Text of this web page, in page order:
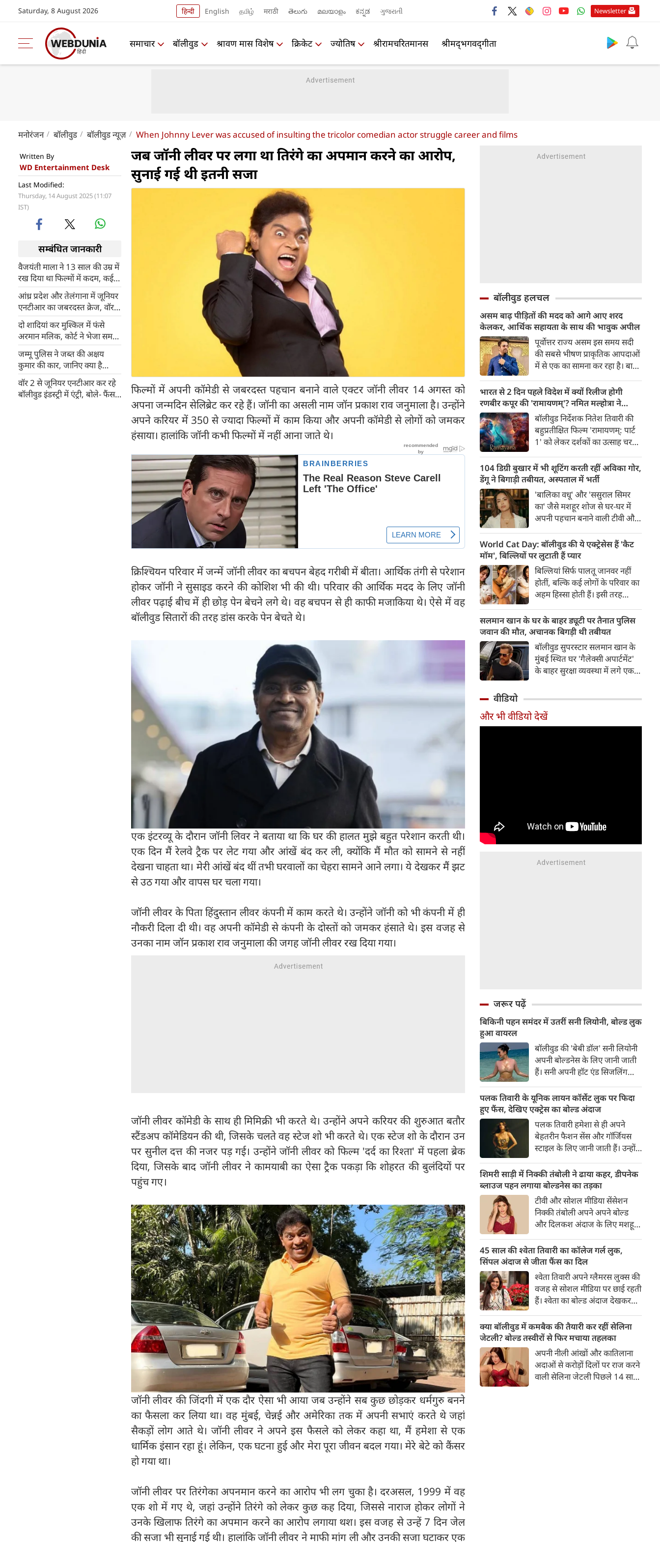
Saturday, 8 August 2026 हिन्दी English தமிழ் मराठी తెలుగు മലയാളം ಕನ್ನಡ ગુજરાતી Newsletter
समाचार बॉलीवुड श्रावण मास विशेष क्रिकेट ज्योतिष श्रीरामचरितमानस श्रीमद्‍भगवद्‍गीता
मनोरंजन बॉलीवुड बॉलीवुड न्यूज़ When Johnny Lever was accused of insulting the tricolor comedian actor struggle career and films
Written By
WD Entertainment Desk
Last Modified:
Thursday, 14 August 2025 (11:07
IST)
सम्बंधित जानकारी
वैजयंती माला ने 13 साल की उम्र में
रख दिया था फिल्मों में कदम, कई
सुपरस्टार संग किया काम
आंध्र प्रदेश और तेलंगाना में जूनियर
एनटीआर का जबरदस्त क्रेज, वॉर 2
के टिकटों की जोरदार बिक्री
दो शादियां कर मुश्किल में फंसे
अरमान मलिक, कोर्ट ने भेजा समन,
पायल और कृतिका भी होंगी पेश
जम्मू पुलिस ने जब्त की अक्षय
कुमार की कार, जानिए क्या है
मामला
वॉर 2 से जूनियर एनटीआर कर रहे
बॉलीवुड इंडस्ट्री में एंट्री, बोले- फैंस
जब जॉनी लीवर पर लगा था तिरंगे का अपमान करने का आरोप,
सुनाई गई थी इतनी सजा
फिल्मों में अपनी कॉमेडी से जबरदस्त पहचान बनाने वाले एक्टर जॉनी लीवर 14 अगस्त को
अपना जन्मदिन सेलिब्रेट कर रहे हैं। जॉनी का असली नाम जॉन प्रकाश राव जनुमाला है। उन्होंने
अपने करियर में 350 से ज्यादा फिल्मों में काम किया और अपनी कॉमेडी से लोगों को जमकर
हंसाया। हालांकि जॉनी कभी‍ फिल्मों में नहीं आना जाते थे।
क्रिश्चियन परिवार में जन्में जॉनी लीवर का बचपन बेहद गरीबी में बीता। आर्थिक तंगी से परेशान
होकर जॉनी ने सुसाइड करने की कोशिश भी की थी। परिवार की आर्थिक मदद के लिए जॉनी
लीवर पढ़ाई बीच में ही छोड़ पेन बेचने लगे थे। वह बचपन से ही काफी मजाकिया थे। ऐसे में वह
बॉलीवुड सितारों की तरह डांस करके पेन बेचते थे।
एक इंटरव्यू के दौरान जॉनी लिवर ने बताया था कि घर की हालत मुझे बहुत परेशान करती थी।
एक दिन मैं रेलवे ट्रैक पर लेट गया और आंखें बंद कर ली, क्योंकि मैं मौत को सामने से नहीं
देखना चाहता था। मेरी आंखें बंद थीं तभी घरवालों का चेहरा सामने आने लगा। ये देखकर मैं झट
से उठ गया और वापस घर चला गया।
जॉनी लीवर के पिता हिंदुस्तान लीवर कंपनी में काम करते थे। उन्होंने जॉनी को भी कंपनी में ही
नौकरी दिला दी थी। वह अपनी कॉमेडी से कंपनी के दोस्तों को जमकर हंसाते थे। इस वजह से
उनका नाम जॉन प्रकाश राव जनुमाला की जगह जॉनी लीवर रख दिया गया।
जॉनी लीवर कॉमेडी के साथ ही मिमिक्री भी करते थे। उन्होंने अपने करियर की शुरुआत बतौर
स्टैंडअप कॉमेडियन की थी, जिसके चलते वह स्टेज शो भी करते थे। एक स्टेज शो के दौरान उन
पर सुनील दत्त की नजर पड़ गई। उन्होंने जॉनी लीवर को फिल्म 'दर्द का रिश्ता' में पहला ब्रेक
दिया, जिसके बाद जॉनी लीवर ने कामयाबी का ऐसा ट्रैक पकड़ा कि शोहरत की बुलंदियों पर
पहुंच गए।
जॉनी लीवर की जिंदगी में एक दौर ऐसा भी आया जब उन्होंने सब कुछ छोड़कर धर्मगुरु बनने
का फैसला कर लिया था। वह मुंबई, चेन्नई और अमेरिका तक में अपनी सभाएं करते थे जहां
सैकड़ों लोग आते थे। जॉनी लीवर ने अपने इस फैसले को लेकर कहा था, मैं हमेशा से एक
धार्मिक इंसान रहा हूं। लेकिन, एक घटना हुई और मेरा पूरा जीवन बदल गया। मेरे बेटे को कैंसर
हो गया था।
जॉनी लीवर पर तिरंगेका अपनमान करने का आरोप भी लग चुका है। दरअसल, 1999 में वह
एक शो में गए थे, जहां उन्होंने तिरंगे को लेकर कुछ कह दिया, जिससे नाराज होकर लोगों ने
उनके खिलाफ तिरंगे का अपमान करने का आरोप लगाया थश। इस वजह से उन्हें 7 दिन जेल
की सजा भी सुनाई गई थी। हालांकि जॉनी लीवर ने माफी मांग ली और उनकी सजा घटाकर एक
बॉलीवुड हलचल
असम बाढ़ पीड़ितों की मदद को आगे आए शरद
केलकर, आर्थिक सहायता के साथ की भावुक अपील
पूर्वोत्तर राज्य असम इस समय सदी
की सबसे भीषण प्राकृतिक आपदाओं
में से एक का सामना कर रहा है। बाढ़
को अस्त-व्यस्त कर दिया है। जहां
एक तरफ राज्य के कई जिले पानी में
डूब चुके हैं और लोग बुनियादी चीज़ों
के लिए तरस रहे हैं, वहीं दूसरी तरफ
इस मुश्किल समय में मनोरंजन जगत
से मदद के हाथ भी आगे बढ़ने लगे हैं।
भारत से 2 दिन पहले विदेश में क्यों रिलीज होगी
रणबीर कपूर की 'रामायणम्'? नमित मल्होत्रा ने
बताया रिलीज प्लानबॉलीवुड निर्देशक नितेश तिवारी की
बहुप्रतीक्षित फिल्म 'रामायणम्: पार्ट
1' को लेकर दर्शकों का उत्साह चरम
ट्रेलर के बाद हाल ही में जारी किए गए
अंग्रेजी ट्रेलर ने बॉक्स ऑफिस और
सोशल मीडिया पर तहलका मचा दिया
है।
104 डिग्री बुखार में भी शूटिंग करती रहीं अविका गोर,
डेंगू ने बिगाड़ी तबीयत, अस्पताल में भर्ती
'बालिका वधू' और 'ससुराल सिमर
का' जैसे मशहूर शोज से घर-घर में
अपनी पहचान बनाने वाली टीवी और
शॉकिंग खबर सामने आई है। पिछले
पांच दिनों से 103-104 डिग्री के
खतरनाक बुखार से जूझ रहीं अविका
को डेंगू की पुष्टि होने के बाद मुंबई के
एक अस्पताल में भर्ती कराया गया है।
World Cat Day: बॉलीवुड की ये एक्ट्रेसेस हैं 'कैट
मॉम', बिल्लियों पर लुटाती हैं प्यार
बिल्लियां सिर्फ पालतू जानवर नहीं
होतीं, बल्कि कई लोगों के परिवार का
अहम हिस्सा होती हैं। इसी तरह
अपनी प्यारी बिल्लियों के साथ खास
रिश्ता साझा करती हैं और अक्सर
सोशल मीडिया पर उनके साथ बिताए
खूबसूरत पल फैंस के साथ शेयर
करती हैं। फिलहाल 'वर्ल्ड कैट डे' के
मौके पर आइए जानते हैं उन पांच
को 'कैट मॉम' कहती हैं।
सलमान खान के घर के बाहर ड्यूटी पर तैनात पुलिस
जवान की मौत, अचानक बिगड़ी थी तबीयत
बॉलीवुड सुपरस्टार सलमान खान के
मुंबई स्थित घर 'गैलेक्सी अपार्टमेंट'
के बाहर सुरक्षा व्यवस्था में लगे एक
कांस्टेबल गणेश रायते के रूप में हुई
है। वह मुंबई पुलिस की लोकल आर्म्स
वीडियो
और भी वीडियो देखें
जरूर पढ़ें
बिकिनी पहन समंदर में उतरीं सनी लियोनी, बोल्ड लुक
हुआ वायरल
बॉलीवुड की 'बेबी डॉल' सनी लियोनी
अपनी बोल्डनेस के लिए जानी जाती
हैं। सनी अपनी हॉट एंड सिजलिंग
रहती हैं। फैंस सनी लियोनी की तस्वीरों
का बेसब्री से इंतजार करते हैं। इस बार
सनी लियोनी ने मालदीव वेकेशन से
अपनी कुछ बोल्ड तस्वीरें शेयर की है।
पलक तिवारी के यूनिक लायन कॉर्सेट लुक पर फिदा
हुए फैंस, देखिए एक्ट्रेस का बोल्ड अंदाज
पलक तिवारी हमेशा से ही अपने
बेहतरीन फैशन सेंस और गॉर्जियस
स्टाइल के लिए जानी जाती हैं। उन्होंने
फिर फैंस का दिल जीत लिया है।
पलक ने एक बेहद यूनीक और
स्टाइलिश गोल्डन कॉर्सेट टॉप में
अपनी कुछ तस्वीरें शेयर की है।
शिमरी साड़ी में निक्की तंबोली ने ढाया कहर, डीपनेक
ब्लाउज पहन लगाया बोल्डनेस का तड़का
टीवी और सोशल मीडिया सेंसेशन
निक्की तंबोली अपने अपने बोल्ड
और दिलकश अंदाज के लिए मशहूर
इंटरनेट पर तहलका मचाती रहती हैं।
इस बार निक्की ने मरून कलर की
साड़ी में अपनी कुछ सुपर सिजलिंग
तस्वीरें शेयर की है। खूबसूरत शिमरी
साड़ी में निक्की की अदाएं देखने
लायक है।
45 साल की श्वेता तिवारी का कॉलेज गर्ल लुक,
सिंपल अंदाज से जीता फैंस का दिल
श्वेता तिवारी अपने ग्लैमरस लुक्स की
वजह से सोशल मीडिया पर छाई रहती
हैं। श्वेता का बोल्ड अंदाज देखकर
बच्चों की मां हैं। 45 साल की श्वेता
तिवारी की तस्वीरों पर फैंस जमकर
प्यार लुटाते हैं। इस बार श्वेता तिवारी
ने वेकेशन से अपनी कुछ तस्वीरें शेयर
की है।
क्या बॉलीवुड में कमबैक की तैयारी कर रहीं सेलिना
जेटली? बोल्ड तस्वीरों से फिर मचाया तहलका
अपनी नीली आंखों और कातिलाना
अदाओं से करोड़ों दिलों पर राज करने
वाली सेलिना जेटली पिछले 14 साल